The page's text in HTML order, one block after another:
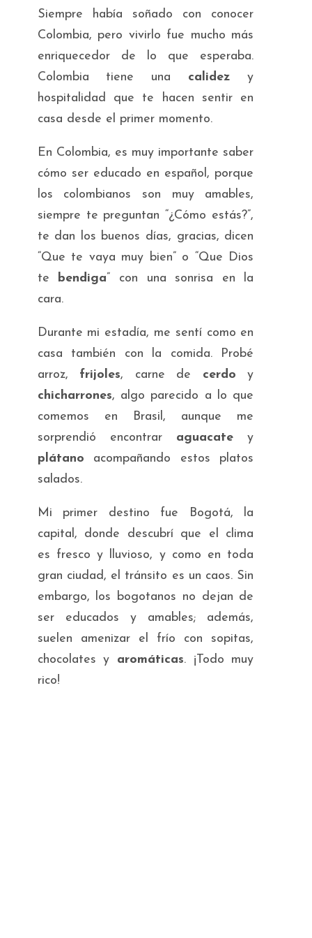
Siempre había soñado con conocer
Colombia, pero vivirlo fue mucho más
enriquecedor de lo que esperaba.
Colombia tiene una calidezy
hospitalidad que te hacen sentir en
casa desde el primer momento.
En Colombia, es muy importante saber
cómo ser educado en español, porque
los colombianos son muy amables,
siempre te preguntan “¿Cómo estás?”,
te dan los buenos días, gracias, dicen
“Que te vaya muy bien” o “Que Dios
te
bendiga” con una sonrisa en la
cara.
Durante mi estadía, me sentí como en
casa también con la comida. Probé
arroz, frijoles, carne de cerdo y
chicharrones, algo parecido a lo que
comemos en Brasil, aunque me
sorprendió encontrar aguacate y
plátano acompañando estos platos
salados.
Mi primer destino fue Bogotá, la
capital, donde descubrí que el clima
es fresco y lluvioso, y como en toda
gran ciudad, el tránsito es un caos. Sin
embargo, los bogotanos no dejan de
ser educados y amables; además,
suelen amenizar el frío con sopitas,
chocolates y aromáticas. ¡Todo muy
rico!